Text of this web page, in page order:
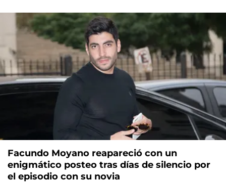
Facundo Moyano reapareció con un
enigmático posteo tras días de silencio por
el episodio con su novia